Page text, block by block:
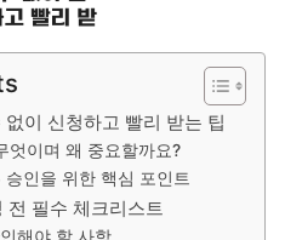
이 신청하고 빨리 받는 팁
엇이며 왜 중요할까요?
승인을 위한 핵심 포인트
전 필수 체크리스트